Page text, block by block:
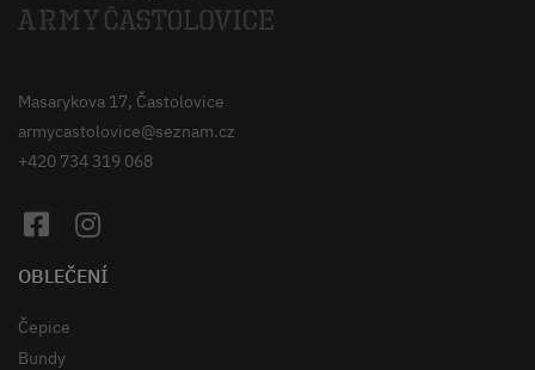
Masarykova 17, Častolovice
armycastolovice@seznam.cz
+420 734 319 068
OBLEČENÍ
Čepice
Bundy